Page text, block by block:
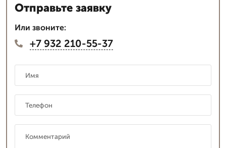
Отправьте заявку
Или звоните:
+7 932 210-55-37